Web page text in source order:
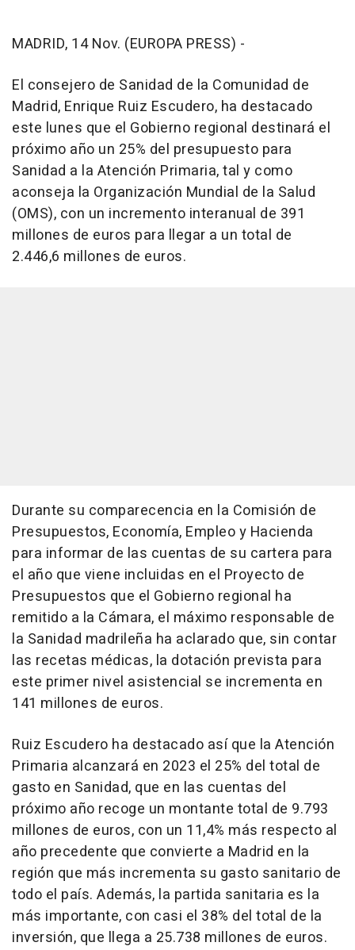
MADRID, 14 Nov. (EUROPA PRESS) -
El consejero de Sanidad de la Comunidad de
Madrid, Enrique Ruiz Escudero, ha destacado
este lunes que el Gobierno regional destinará el
próximo año un 25% del presupuesto para
Sanidad a la Atención Primaria, tal y como
aconseja la Organización Mundial de la Salud
(OMS), con un incremento interanual de 391
millones de euros para llegar a un total de
2.446,6 millones de euros.
Durante su comparecencia en la Comisión de
Presupuestos, Economía, Empleo y Hacienda
para informar de las cuentas de su cartera para
el año que viene incluidas en el Proyecto de
Presupuestos que el Gobierno regional ha
remitido a la Cámara, el máximo responsable de
la Sanidad madrileña ha aclarado que, sin contar
las recetas médicas, la dotación prevista para
este primer nivel asistencial se incrementa en
141 millones de euros.
Ruiz Escudero ha destacado así que la Atención
Primaria alcanzará en 2023 el 25% del total de
gasto en Sanidad, que en las cuentas del
próximo año recoge un montante total de 9.793
millones de euros, con un 11,4% más respecto al
año precedente que convierte a Madrid en la
región que más incrementa su gasto sanitario de
todo el país. Además, la partida sanitaria es la
más importante, con casi el 38% del total de la
inversión, que llega a 25.738 millones de euros.